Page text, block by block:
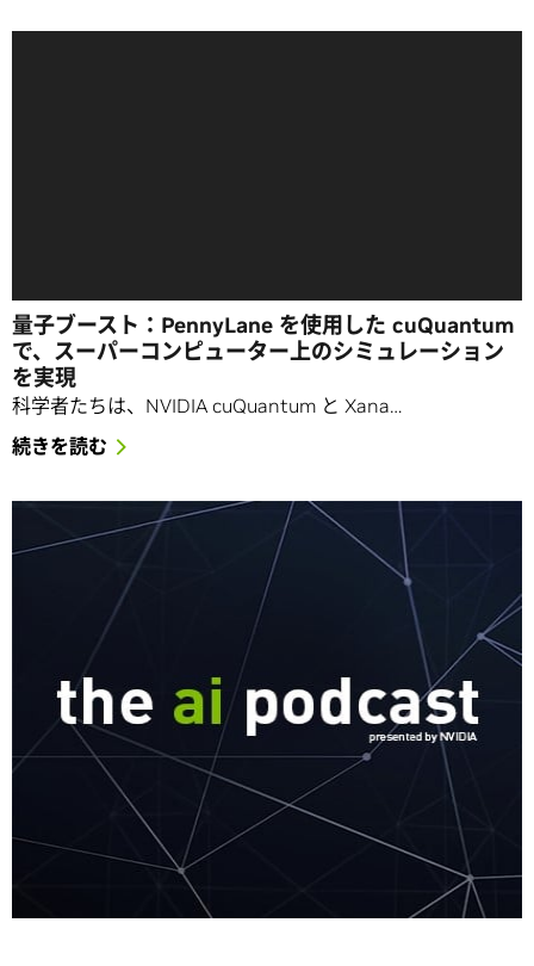
量子ブースト：PennyLane を使用した cuQuantum
で、スーパーコンピューター上のシミュレーション
を実現
科学者たちは、NVIDIA cuQuantum と Xana…
続きを読む